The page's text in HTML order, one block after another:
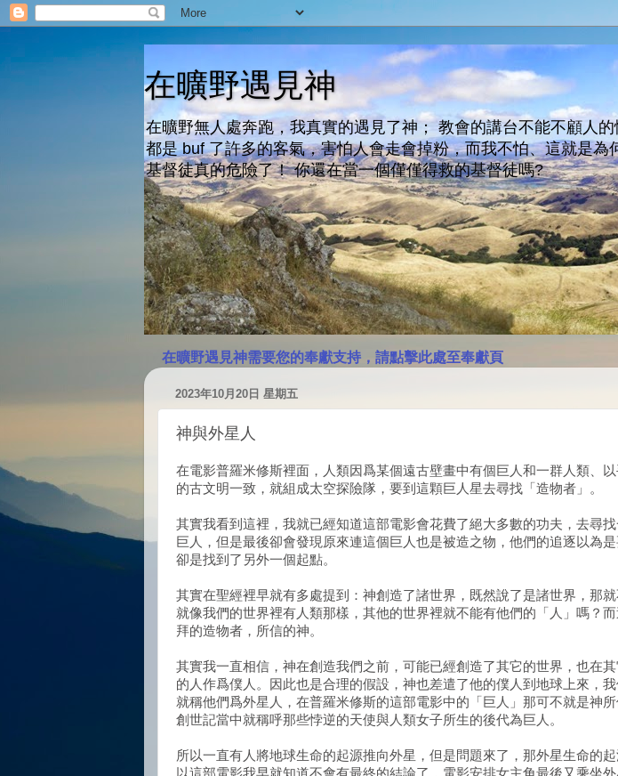
在曠野遇見神
在曠野無人處奔跑，我真實的遇見了神； 教會的講台不能不顧人
都是 buf 了許多的客氣，害怕人會走會掉粉，而我不怕、這就是
基督徒真的危險了！ 你還在當一個僅僅得救的基督徒嗎?
在曠野遇見神需要您的奉獻支持，請點擊此處至奉獻頁
2023年10月20日 星期五
神與外星人
在電影普羅米修斯裡面，人類因爲某個遠古壁畫中有個巨人和一群人類、
的古文明一致，就組成太空探險隊，要到這顆巨人星去尋找「造物者」。
其實我看到這裡，我就已經知道這部電影會花費了絕大多數的功夫，去尋
巨人，但是最後卻會發現原來連這個巨人也是被造之物，他們的追逐以為
卻是找到了另外一個起點。
其實在聖經裡早就有多處提到：神創造了諸世界，既然說了是諸世界，那
就像我們的世界裡有人類那樣，其他的世界裡就不能有他們的「人」嗎？
拜的造物者，所信的神。
其實我一直相信，神在創造我們之前，可能已經創造了其它的世界，也在
的人作爲僕人。因此也是合理的假設，神也差遣了他的僕人到地球上來，
就稱他們爲外星人，在普羅米修斯的這部電影中的「巨人」那可不就是神
創世記當中就稱呼那些悖逆的天使與人類女子所生的後代為巨人。
所以一直有人將地球生命的起源推向外星，但是問題來了，那外星生命的